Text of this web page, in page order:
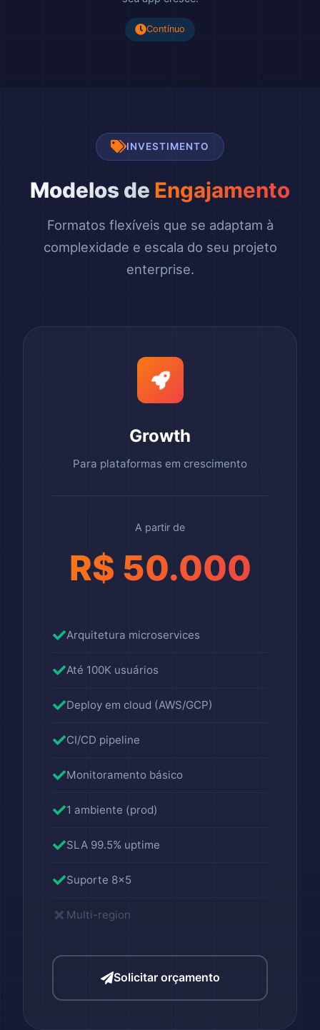
Contínuo
INVESTIMENTO
Modelos de Engajamento
Formatos flexíveis que se adaptam à
complexidade e escala do seu projeto
enterprise.
Growth
Para plataformas em crescimento
A partir de
R$ 50.000
Arquitetura microservices
Até 100K usuários
Deploy em cloud (AWS/GCP)
CI/CD pipeline
Monitoramento básico
1 ambiente (prod)
SLA 99.5% uptime
Suporte 8x5
Multi-region
Solicitar orçamento